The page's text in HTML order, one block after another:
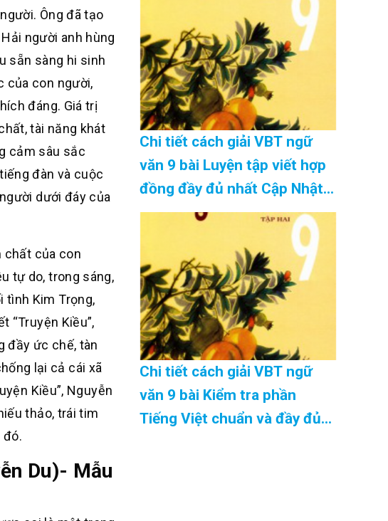
Ông đã tạo
người anh hùng
sẵn sàng hi sinh
của con người,
đáng. Giá trị
tài năng khát
cảm sâu sắc
đàn và cuộc
dưới đáy của
chất của con
tự do, trong sáng,
tình Kim Trọng,
“Truyện Kiều”,
đầy ức chế, tàn
lại cả cái xã
Kiều”, Nguyễn
thảo, trái tim
đó.
Du)- Mẫu
Chi tiết cách giải VBT ngữ
văn 9 bài Luyện tập viết hợp
đồng đầy đủ nhất Cập Nhật
08/2026
Chi tiết cách giải VBT ngữ
văn 9 bài Kiểm tra phần
Tiếng Việt chuẩn và đầy đủ